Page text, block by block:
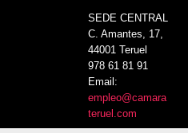
SEDE CENTRAL
C. Amantes, 17,
44001 Teruel
978 61 81 91
Email:
empleo@camara
teruel.com